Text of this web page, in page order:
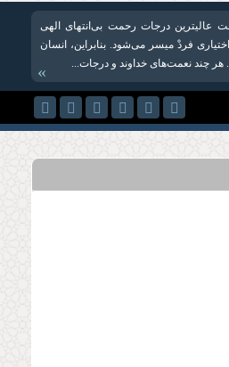
عالی‏ترین درجات رحمت بی‌انتهای الهی
فردْ میسر می‌شود. بنابراین، انسان
هر چند نعمت‌های خداوند و درجات...
»